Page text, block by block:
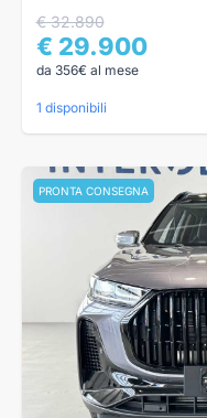
€ 32.890
€ 29.900
da 356€ al mese
1 disponibili
PRONTA CONSEGNA